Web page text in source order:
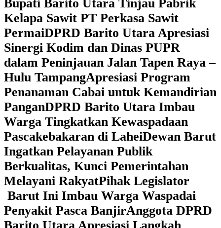
Bupati Barito Utara Tinjau Pabrik
Kelapa Sawit PT Perkasa Sawit
PermaiDPRD Barito Utara Apresiasi
Sinergi Kodim dan Dinas PUPR
dalam Peninjauan Jalan Tapen Raya –
Hulu TampangApresiasi Program
Penanaman Cabai untuk Kemandirian
PanganDPRD Barito Utara Imbau
Warga Tingkatkan Kewaspadaan
Pascakebakaran di LaheiDewan Barut
Ingatkan Pelayanan Publik
Berkualitas, Kunci Pemerintahan
Melayani RakyatPihak Legislator
Barut Ini Imbau Warga Waspadai
Penyakit Pasca BanjirAnggota DPRD